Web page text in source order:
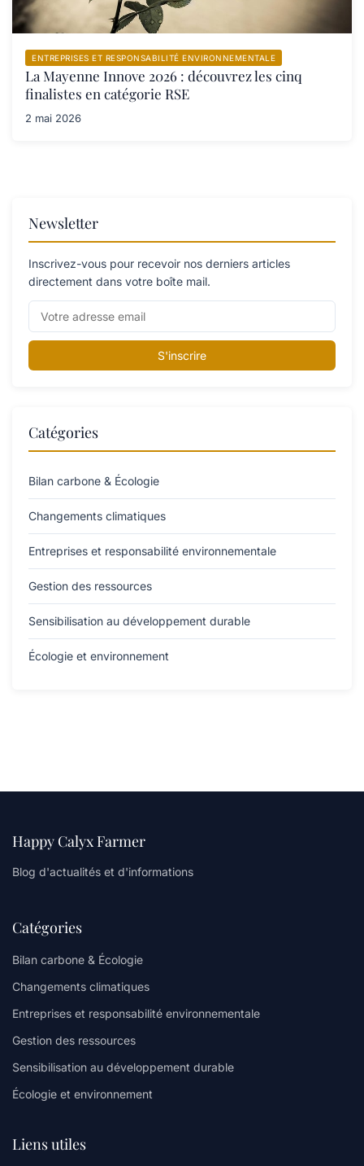
ENTREPRISES ET RESPONSABILITÉ ENVIRONNEMENTALE
La Mayenne Innove 2026 : découvrez les cinq
finalistes en catégorie RSE
2 mai 2026
Newsletter
Inscrivez-vous pour recevoir nos derniers articles
directement dans votre boîte mail.
S'inscrire
Catégories
Bilan carbone & Écologie
Changements climatiques
Entreprises et responsabilité environnementale
Gestion des ressources
Sensibilisation au développement durable
Écologie et environnement
Happy Calyx Farmer
Blog d'actualités et d'informations
Catégories
Bilan carbone & Écologie
Changements climatiques
Entreprises et responsabilité environnementale
Gestion des ressources
Sensibilisation au développement durable
Écologie et environnement
Liens utiles